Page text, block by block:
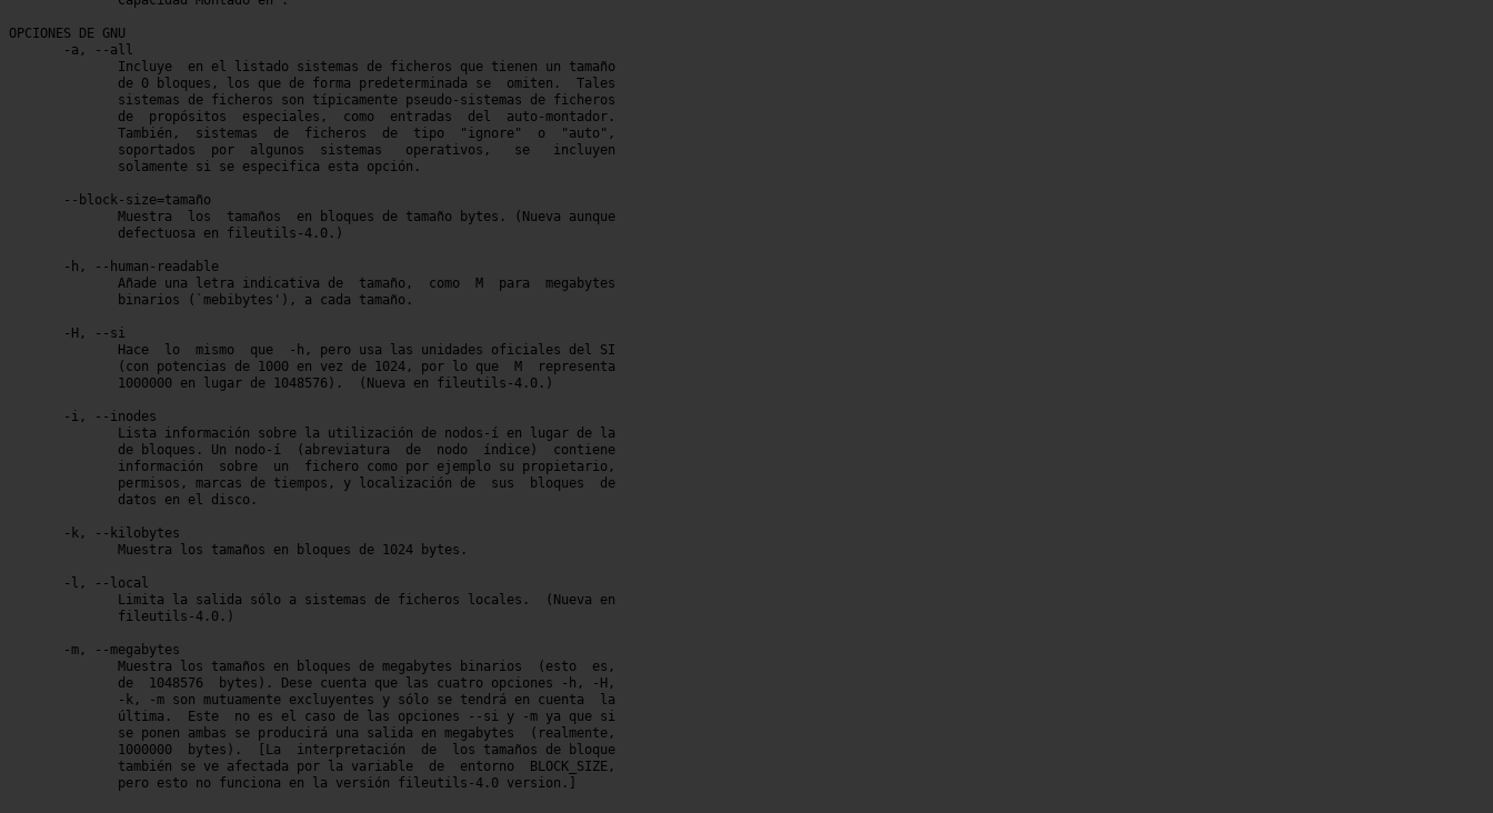
OPCIONES DE GNU
       -a, --all
       --block-size=tamaño
       -h, --human-readable
       -H, --si
       -i, --inodes
       -k, --kilobytes
       -l, --local
       -m, --megabytes